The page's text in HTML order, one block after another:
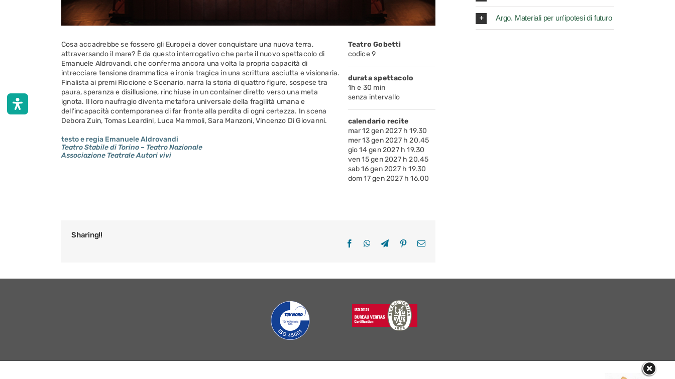
Cosa accadrebbe se fossero gli Europei a dover conquistare una nuova terra,
attraversando il mare? È da questo interrogativo che parte il nuovo spettacolo di
Emanuele Aldrovandi, che conferma ancora una volta la propria capacità di
intrecciare tensione drammatica e ironia tragica in una scrittura asciutta e visionaria.
Finalista ai premi Riccione e Scenario, narra la storia di quattro figure, sospese tra
paura, speranza e disillusione, rinchiuse in un container diretto verso una meta
ignota. Il loro naufragio diventa metafora universale della fragilità umana e
dell’incapacità contemporanea di far fronte alla perdita di ogni certezza. In scena
Debora Zuin, Tomas Leardini, Luca Mammoli, Sara Manzoni, Vincenzo Di Giovanni.
testo e regia Emanuele Aldrovandi
Teatro Stabile di Torino – Teatro Nazionale
Associazione Teatrale Autori vivi
Teatro Gobetti
codice 9
durata spettacolo
1h e 30 min
senza intervallo
calendario recite
mar 12 gen 2027 h 19.30
mer 13 gen 2027 h 20.45
gio 14 gen 2027 h 19.30
ven 15 gen 2027 h 20.45
sab 16 gen 2027 h 19.30
dom 17 gen 2027 h 16.00
Sharing!!
FacebookWhatsApp
TelegramPinterestEmail
Argo. Materiali per un'ipotesi di futuro